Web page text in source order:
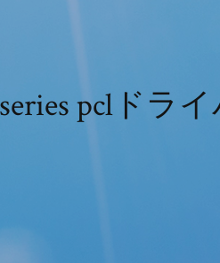
pclドラ